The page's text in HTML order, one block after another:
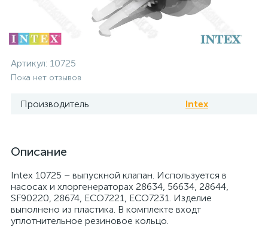
Артикул: 10725
Пока нет отзывов
Производитель Intex
Описание
Intex 10725 – выпускной клапан. Используется в
насосах и хлоргенераторах 28634, 56634, 28644,
SF90220, 28674, ECO7221, ECO7231. Изделие
выполнено из пластика. В комплекте входт
уплотнительное резиновое кольцо.